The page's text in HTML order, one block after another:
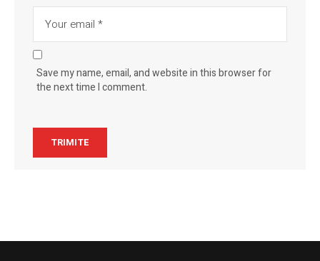
Save my name, email, and website in this browser for
the next time I comment.